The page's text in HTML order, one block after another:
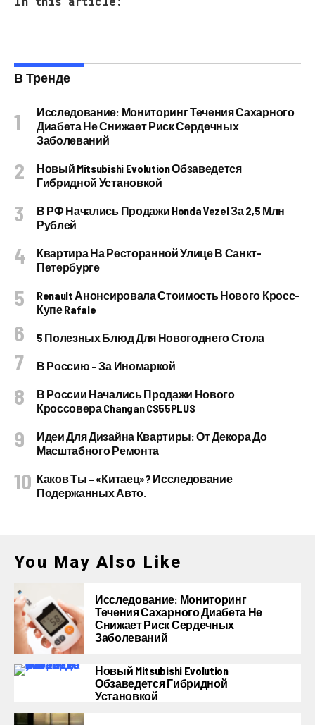
В Тренде
Исследование: Мониторинг Течения Сахарного
Диабета Не Снижает Риск Сердечных
Заболеваний
Новый Mitsubishi Evolution Обзаведется
Гибридной Установкой
В РФ Начались Продажи Honda Vezel За 2,5 Млн
Рублей
Квартира На Ресторанной Улице В Санкт-
Петербурге
Renault Анонсировала Стоимость Нового Кросс-
Купе Rafale
5 Полезных Блюд Для Новогоднего Стола
В Россию – За Иномаркой
В России Начались Продажи Нового
Кроссовера Changan CS55PLUS
Идеи Для Дизайна Квартиры: От Декора До
Масштабного Ремонта
Каков Ты – «китаец»? Исследование
Подержанных Авто.
You May Also Like
Исследование: Мониторинг
Течения Сахарного Диабета Не
Снижает Риск Сердечных
Заболеваний
Новый Mitsubishi Evolution
Обзаведется Гибридной
Установкой